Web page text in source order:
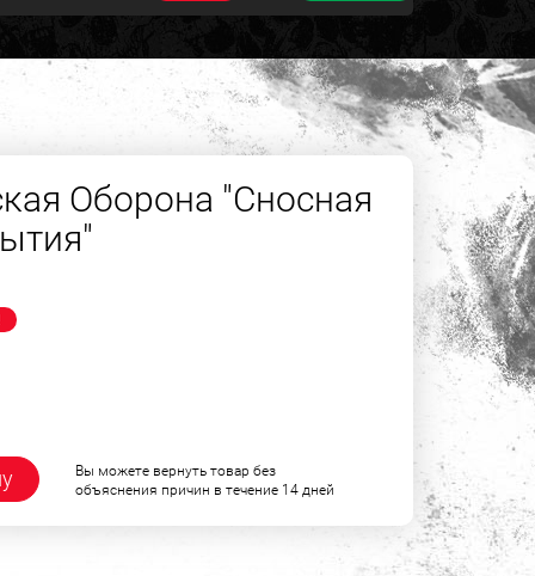
Оборона "Сносная
Вы можете вернуть товар без
объяснения причин в течение 14 дней